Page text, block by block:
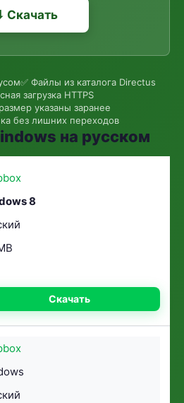
Скачать
✅ Файлы из каталога Directus
загрузка HTTPS
указаны заранее
без лишних переходов
на русском
8
Скачать